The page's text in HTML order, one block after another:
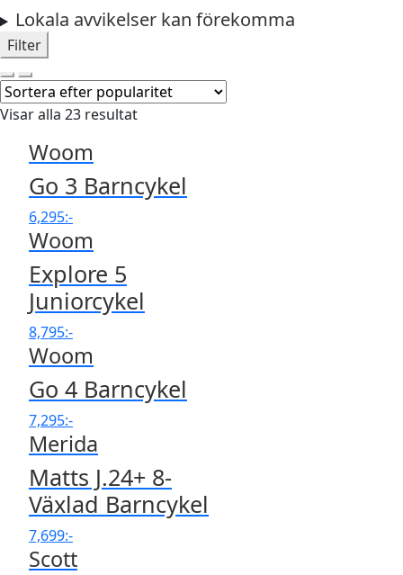
Lokala avvikelser kan förekomma
Filter
Visar alla 23 resultat
Woom
Go 3 Barncykel
6,295:-
Woom
Explore 5
Juniorcykel
8,795:-
Woom
Go 4 Barncykel
7,295:-
Merida
Matts J.24+ 8-
Växlad Barncykel
7,699:-
Scott